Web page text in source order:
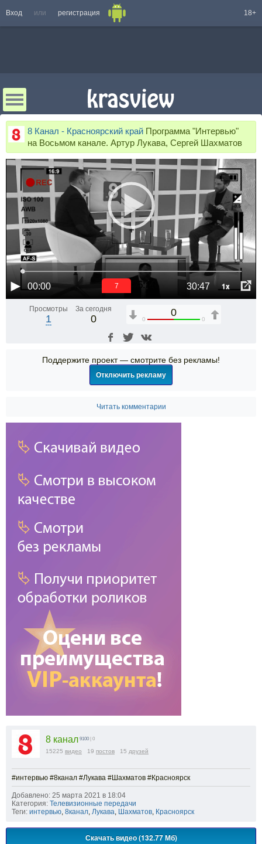
Вход или регистрация 18+
8 Канал - Красноярский край Программа "Интервью"
на Восьмом канале. Артур Лукава, Сергей Шахматов
00:00 30:47 1x
7
Просмотры
1
За сегодня
0
0
0 0
Поддержите проект — смотрите без рекламы!
Отключить рекламу
Читать комментарии
8 канал 9100 | 0
15225 видео 19 постов 15 друзей
#интервью #8канал #Лукава #Шахматов #Красноярск
Добавлено: 25 марта 2021 в 18:04
Категория: Телевизионные передачи
Теги: интервью, 8канал, Лукава, Шахматов, Красноярск
Скачать видео (132.77 Мб)